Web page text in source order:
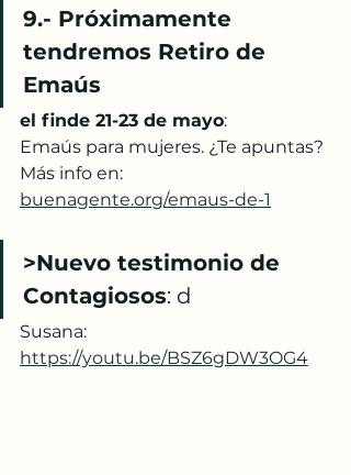
9.- Próximamente
tendremos Retiro de
Emaús
el finde 21-23 de mayo:
Emaús para mujeres. ¿Te apuntas?
Más info en:
buenagente.org/emaus-de-1
>Nuevo testimonio de
Contagiosos: d
Susana:
https://youtu.be/BSZ6gDW3OG4